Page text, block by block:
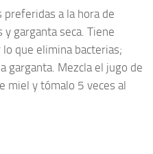
preferidas a la hora de
garganta seca. Tiene
que elimina bacterias;
garganta. Mezcla el jugo de
miel y tómalo 5 veces al